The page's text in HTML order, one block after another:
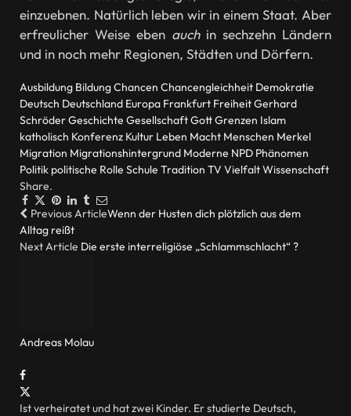
einzuebnen. Natürlich leben wir in einem Staat. Aber
erfreulicher Weise eben auchin sechzehn Ländern
und in noch mehr Regionen, Städten und Dörfern.
Ausbildung BildungChancen Chancengleichheit Demokratie
Deutsch Deutschland Europa Frankfurt FreiheitGerhard
SchröderGeschichte GesellschaftGottGrenzen Islam
katholisch Konferenz Kultur Leben Macht Menschen Merkel
Migration Migrationshintergrund Moderne NPD Phänomen
Politik politische Rolle Schule Tradition TV VielfaltWissenschaft
Share.
Facebook
TwitterPinterestLinkedIn
Tumblr
Email
Previous ArticleWenn der Husten dich plötzlich aus dem
Alltag reißt
Next Article Die erste interreligiöse „Schlammschlacht“ ?
Andreas Molau
Website
Facebook
(Twitter)
Ist verheiratet und hat zwei Kinder. Er studierte Deutsch,